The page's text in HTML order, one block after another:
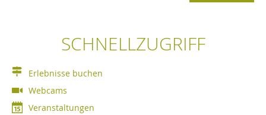
SCHNELLZUGRIFF
Erlebnisse buchen
Webcams
Veranstaltungen